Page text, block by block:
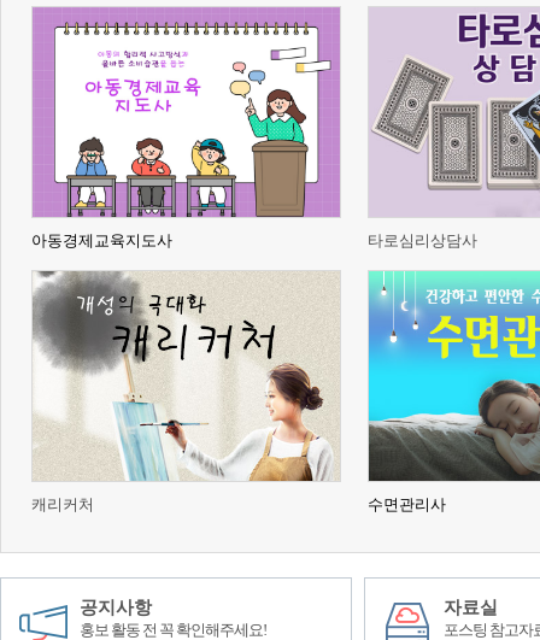
아동경제교육지도사 타로심리상담사
캐리커처 수면관리사
공지사항
홍보 활동 전 꼭 확인해주세요!
자료실
포스팅 참고자